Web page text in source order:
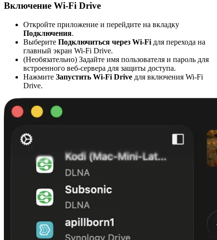
Включение Wi-Fi Drive
Откройте приложение и перейдите на вкладку
Подключения.
Выберите Подключиться через Wi-Fi для перехода на
главный экран Wi-Fi Drive.
(Необязательно) Задайте имя пользователя и пароль для
встроенного веб-сервера для защиты доступа.
Нажмите Запустить Wi-Fi Drive для включения Wi-Fi
Drive.